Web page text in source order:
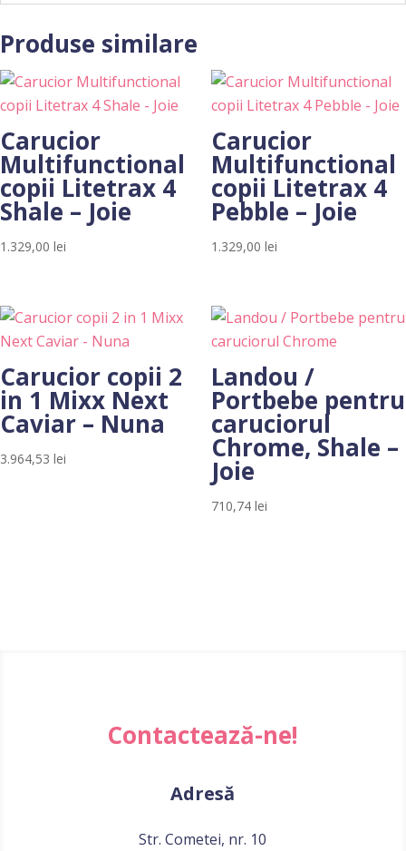
Produse similare
Carucior
Multifunctional
copii Litetrax 4
Shale – Joie
1.329,00 lei
Carucior
Multifunctional
copii Litetrax 4
Pebble – Joie
1.329,00 lei
Carucior copii 2
in 1 Mixx Next
Caviar – Nuna
3.964,53 lei
Landou /
Portbebe pentru
caruciorul
Chrome, Shale –
Joie
710,74 lei
Contactează-ne!
Adresă
Str. Cometei, nr. 10